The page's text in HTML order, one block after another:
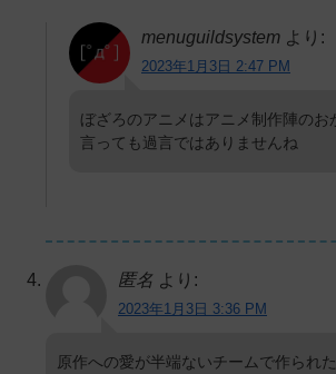
menuguildsystem より:
2023年1月3日 2:47 PM
ぼざろのアニメはアニメ制作陣のお
言っても過言ではありませんね
匿名 より:
2023年1月3日 3:36 PM
原作への愛が半端ないチームで作られた